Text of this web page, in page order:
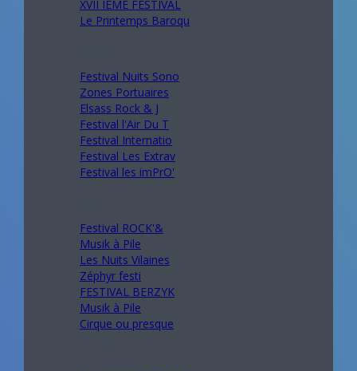
XVII IEME FESTIVAL
Le Printemps Baroqu
Festival Nuits Sono
Zones Portuaires
Elsass Rock & J
Festival l'Air Du T
Festival Internatio
Festival Les Extrav
Festival les imPrO'
Festival ROCK'&
Musik à Pile
Les Nuits Vilaines
Zéphyr festi
FESTIVAL BERZYK
Musik à Pile
Cirque ou presque